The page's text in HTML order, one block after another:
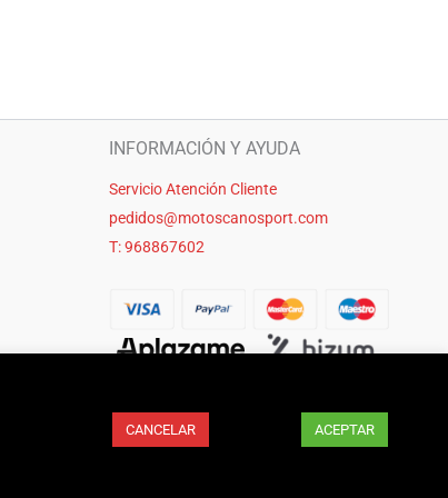
INFORMACIÓN Y AYUDA
Servicio Atención Cliente
pedidos@motoscanosport.com
T: 968867602
CANCELAR ACEPTAR